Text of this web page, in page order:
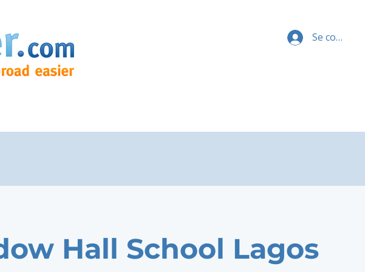
Se connecter
Hall School Lagos